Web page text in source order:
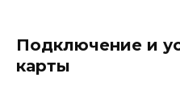
Подключение и
карты